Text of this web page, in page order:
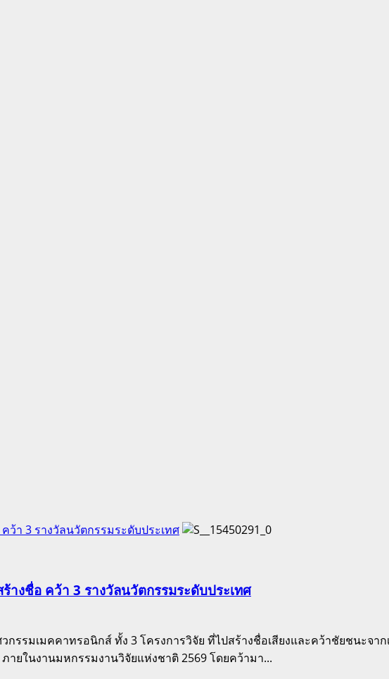
า 3 รางวัลนวัตกรรมระดับประเทศ
งชื่อ คว้า 3 รางวัลนวัตกรรมระดับประเทศ
รมเมคคาทรอนิกส์ ทั้ง 3 โครงการวิจัย ที่ไปสร้างชื่อเสียงและคว้าชัยชนะจา
ายในงานมหกรรมงานวิจัยแห่งชาติ 2569 โดยคว้ามา...